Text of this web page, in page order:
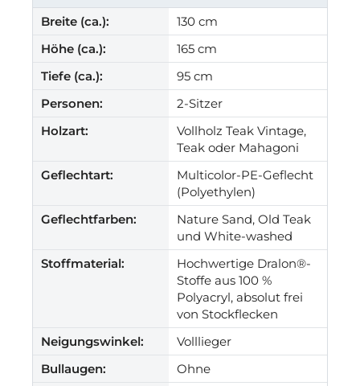
Breite (ca.):
130 cm
Höhe (ca.):
165 cm
Tiefe (ca.):
95 cm
Personen:
2-Sitzer
Holzart:
Vollholz Teak Vintage,
Teak oder Mahagoni
Geflechtart:
Multicolor-PE-Geflecht
(Polyethylen)
Geflechtfarben:
Nature Sand, Old Teak
und White-washed
Stoffmaterial:
Hochwertige Dralon®-
Stoffe aus 100 %
Polyacryl, absolut frei
von Stockflecken
Neigungswinkel:
Volllieger
Bullaugen:
Ohne